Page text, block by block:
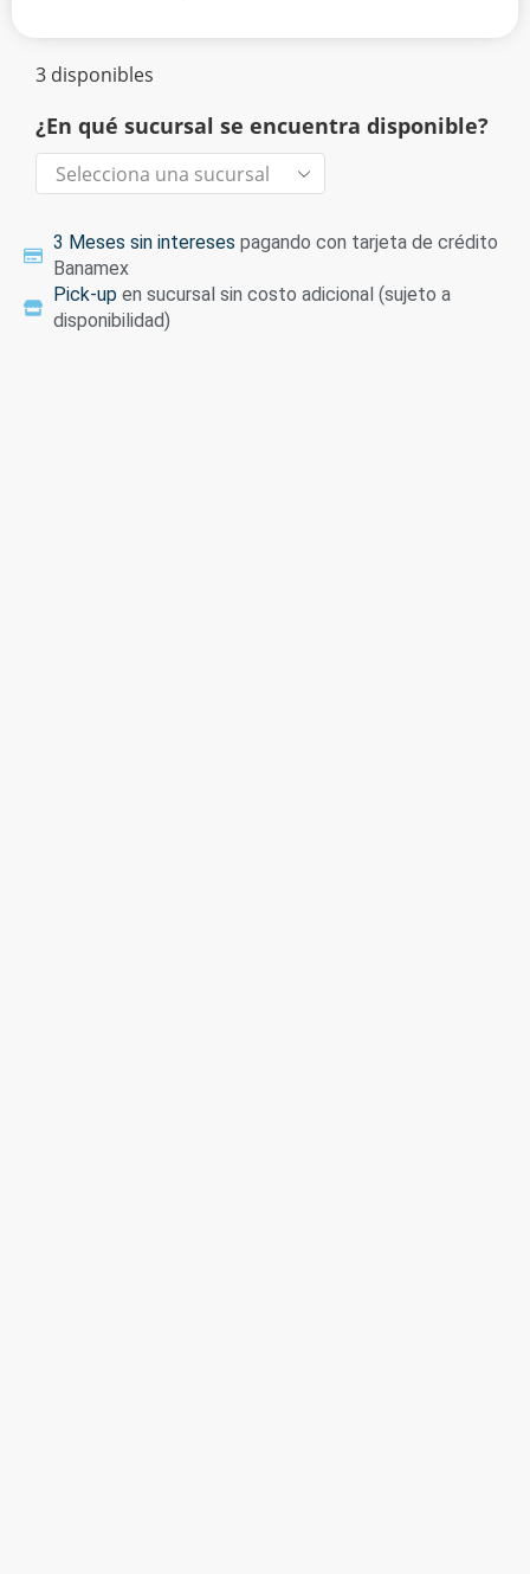
3 disponibles
¿En qué sucursal se encuentra disponible?
3 Meses sin intereses pagando con tarjeta de crédito
Banamex
Pick-up en sucursal sin costo adicional (sujeto a
disponibilidad)